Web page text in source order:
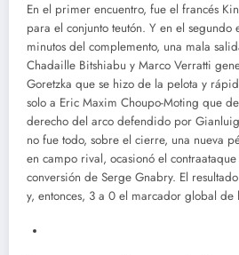
En el primer encuentro, fue el francés
para el conjunto teutón. Y en el
minutos del complemento, una mala
Chadaille Bitshiabu y Marco Verratti
Goretzka que se hizo de la pelota y
solo a Eric Maxim Choupo-Moting que
derecho del arco defendido por
no fue todo, sobre el cierre, una nueva
en campo rival, ocasionó el
conversión de Serge Gnabry. El
y, entonces, 3 a 0 el marcador global de